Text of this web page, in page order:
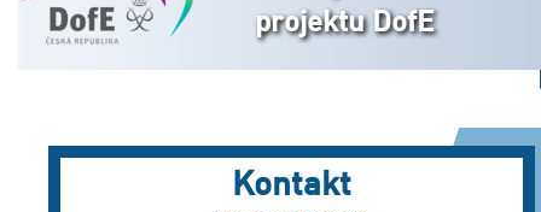
projektu DofE
Kontakt